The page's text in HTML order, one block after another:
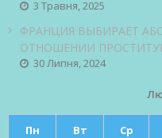
3 Травня, 2025
ФРАНЦИЯ ВЫБИРАЕТ
ОТНОШЕНИИ
30 Липня, 2024
Пн Вт Ср